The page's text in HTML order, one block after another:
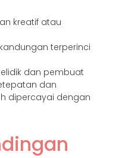
kreatif atau
terperinci
dan pembuat
dan
dipercayai dengan